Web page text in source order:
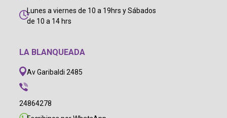
Lunes a viernes de 10 a 19hrs y Sábados
de 10 a 14 hrs
LA BLANQUEADA
Av Garibaldi 2485
24864278